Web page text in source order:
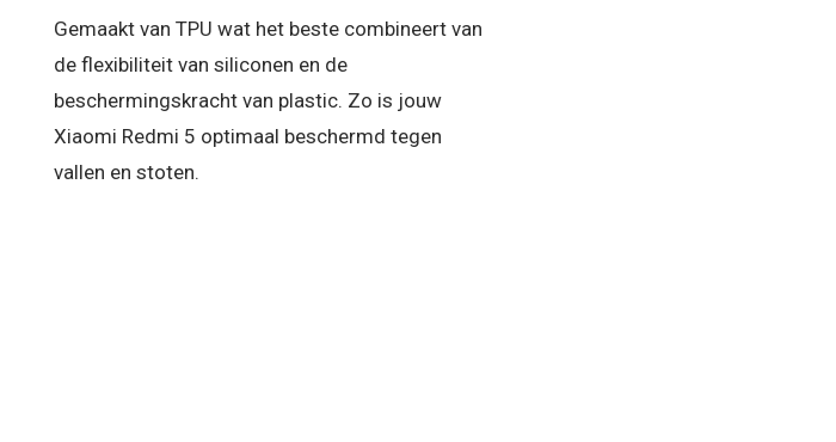
Gemaakt van TPU wat het beste combineert van
de flexibiliteit van siliconen en de
beschermingskracht van plastic. Zo is jouw
Xiaomi Redmi 5 optimaal beschermd tegen
vallen en stoten.